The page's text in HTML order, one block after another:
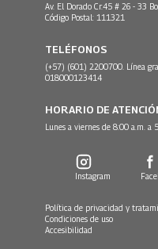
Av. El Dorado Cr.45 # 26 - 33
Código Postal: 111321
TELÉFONOS
(+57) (601) 2200700. Línea
018000123414
HORARIO DE
Lunes a viernes de 8:00 a.m. a
Instagram
Política de privacidad y
Condiciones de uso
Accesibilidad